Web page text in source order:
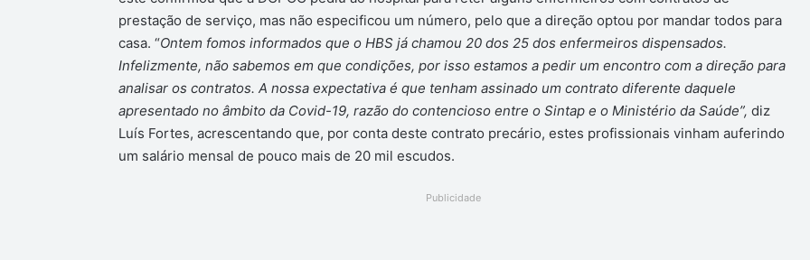
prestação de serviço, mas não especificou um número, pelo que a direção optou por mandar todos para
casa. “Ontem fomos informados que o HBS já chamou 20 dos 25 dos enfermeiros dispensados.
Infelizmente, não sabemos em que condições, por isso estamos a pedir um encontro com a direção para
analisar os contratos. A nossa expectativa é que tenham assinado um contrato diferente daquele
apresentado no âmbito da Covid-19, razão do contencioso entre o Sintap e o Ministério da Saúde”, diz
Luís Fortes, acrescentando que, por conta deste contrato precário, estes profissionais vinham auferindo
um salário mensal de pouco mais de 20 mil escudos.
Publicidade